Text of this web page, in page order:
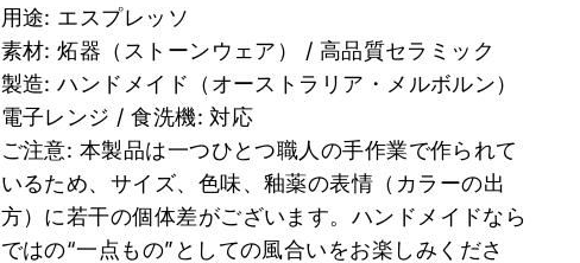
用途: エスプレッソ
素材: 炻器（ストーンウェア） / 高品質セラミック
製造: ハンドメイド（オーストラリア・メルボルン）
電子レンジ / 食洗機: 対応
ご注意: 本製品は一つひとつ職人の手作業で作られて
いるため、サイズ、 色味、釉薬の表情（カラーの出
方）に若干の個体差がございます。 ハンドメイドなら
ではの“一点もの” としての風合いをお楽しみくださ